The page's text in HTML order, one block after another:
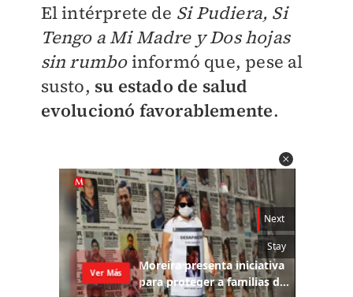
El intérprete de Si Pudiera, Si
Tengo a Mi Madre y Dos hojas
sin rumboinformó que, pese al
susto, su estado de salud
evolucionó favorablemente.